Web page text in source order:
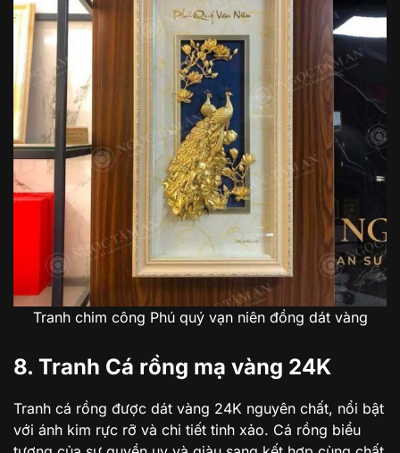
Tranh chim công Phú quý vạn niên đồng dát vàng
8. Tranh Cá rồng mạ vàng 24K
Tranh cá rồng được dát vàng 24K nguyên chất, nổi bật
với ánh kim rực rỡ và chi tiết tinh xảo. Cá rồng biểu